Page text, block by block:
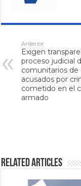
Anterior
Exigen
proceso judicial
comunitarios de
acusados por
cometido en el
armado
Related Articles